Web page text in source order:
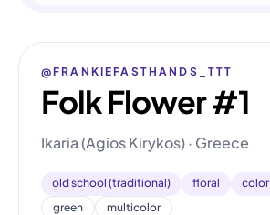
@FRANKIEFASTHANDS_TTT
Folk Flower #1
Ikaria (Agios Kirykos) · Greece
old school (traditional) floral color
green
multicolor